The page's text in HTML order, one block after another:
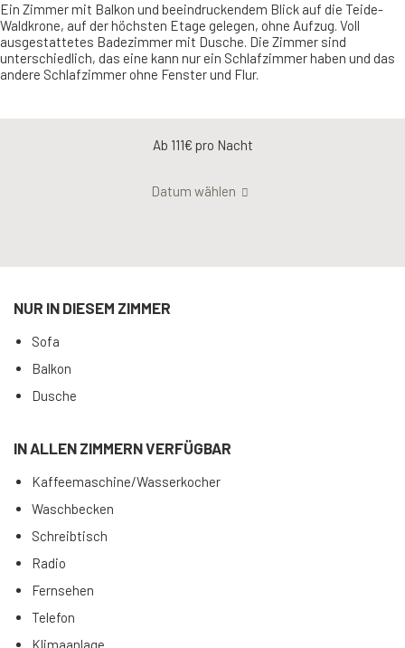
Ein Zimmer mit Balkon und beeindruckendem Blick auf die Teide-
Waldkrone, auf der höchsten Etage gelegen, ohne Aufzug. Voll
ausgestattetes Badezimmer mit Dusche. Die Zimmer sind
unterschiedlich, das eine kann nur ein Schlafzimmer haben und das
andere Schlafzimmer ohne Fenster und Flur.
Ab 111€ pro Nacht
Datum wählen
NUR IN DIESEM ZIMMER
Sofa
Balkon
Dusche
IN ALLEN ZIMMERN VERFÜGBAR
Kaffeemaschine/Wasserkocher
Waschbecken
Schreibtisch
Radio
Fernsehen
Telefon
Klimaanlage